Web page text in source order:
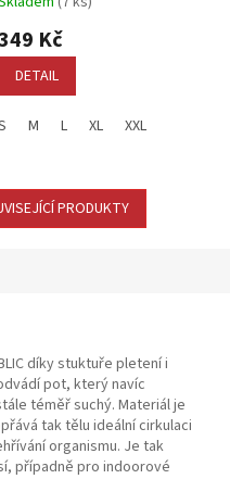
Kč
DETAIL
M L XL XXL
PRODUKTY
díky stuktuře pletení i
pot, který navíc
téměř suchý. Materiál je
tak tělu ideální cirkulaci
organismu. Je tak
případně pro indoorové